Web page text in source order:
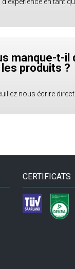
manque-t-il
produits ?
nous écrire
CERTIFICATS